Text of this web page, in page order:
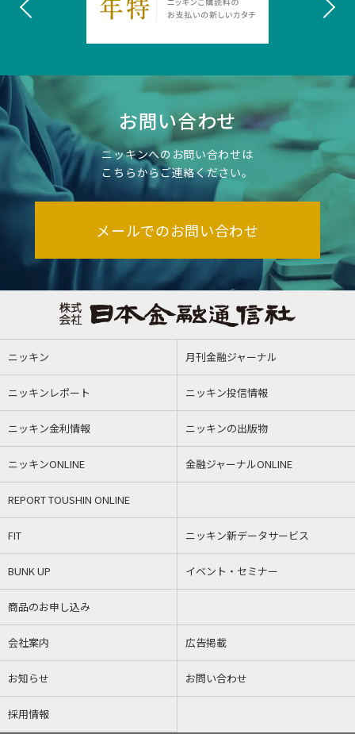
お問い合わせ
ニッキンへのお問い合わせは
こちらからご連絡ください。
メールでのお問い合わせ
ニッキン 月刊金融ジャーナル
ニッキンレポート ニッキン投信情報
ニッキン金利情報 ニッキンの出版物
ニッキンONLINE 金融ジャーナルONLINE
REPORT TOUSHIN ONLINE
FIT ニッキン新データサービス
BUNK UP イベント・セミナー
商品のお申し込み
会社案内 広告掲載
お知らせ お問い合わせ
採用情報